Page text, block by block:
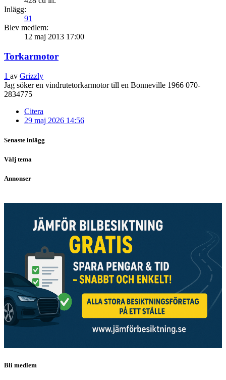
Inlägg:
91
Blev medlem:
12 maj 2013 17:00
Torkarmotor
1 av Grizzly
Jag söker en vindrutetorkarmotor till en Bonneville 1966 070-
2834775
Citera
29 maj 2026 14:56
Senaste inlägg
Välj tema
Annonser
Bli medlem